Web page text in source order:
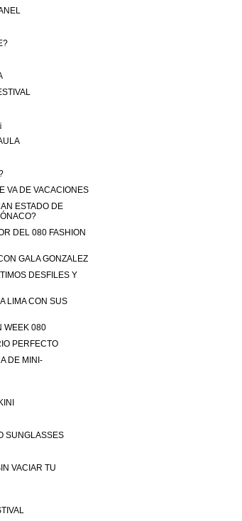
VA DE VACACIONES
ESTADO DE
DEL 080 FASHION
GALA GONZALEZ
DESFILES Y
LIMA CON SUS
WEEK 080
PERFECTO
DE MINI-
SUNGLASSES
VACIAR TU